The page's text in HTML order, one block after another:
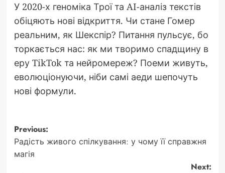
У 2020-х геноміка Трої та AI-аналіз текстів
обіцяють нові відкриття. Чи стане Гомер
реальним, як Шекспір? Питання пульсує, бо
торкається нас: як ми творимо спадщину в
еру TikTok та нейромереж? Поеми живуть,
еволюціонуючи, ніби самі аеди шепочуть
нові формули.
Post
navigation
Previous:
Радість живого спілкування: у чому її справжня
магія
Next: